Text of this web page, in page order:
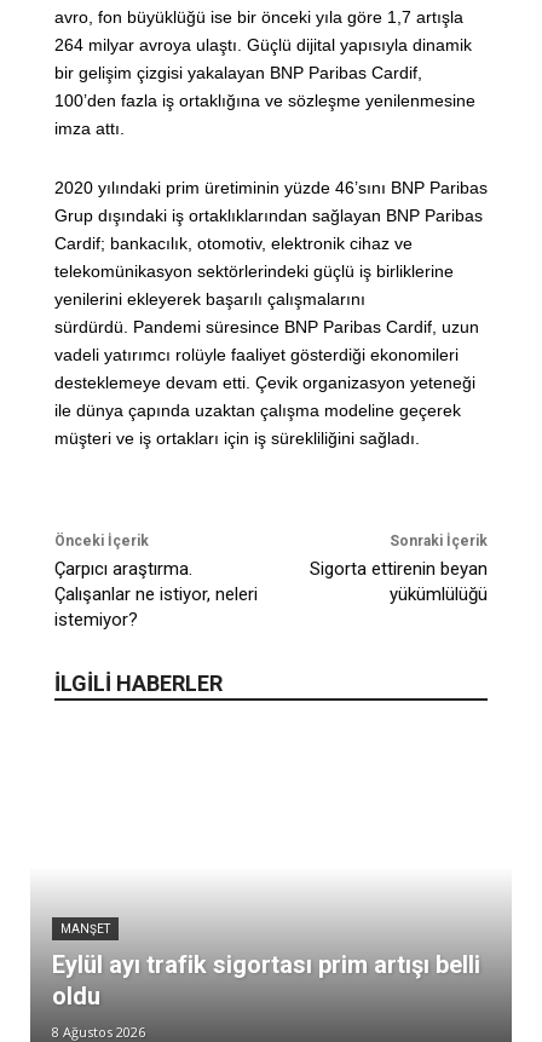
avro, fon büyüklüğü ise bir önceki yıla göre 1,7 artışla
264 milyar avroya ulaştı. Güçlü dijital yapısıyla dinamik
bir gelişim çizgisi yakalayan BNP Paribas Cardif,
100’den fazla iş ortaklığına ve sözleşme yenilenmesine
imza attı.
2020 yılındaki prim üretiminin yüzde 46’sını BNP Paribas
Grup dışındaki iş ortaklıklarından sağlayan BNP Paribas
Cardif; bankacılık, otomotiv, elektronik cihaz ve
telekomünikasyon sektörlerindeki güçlü iş birliklerine
yenilerini ekleyerek başarılı çalışmalarını
sürdürdü. Pandemi süresince BNP Paribas Cardif, uzun
vadeli yatırımcı rolüyle faaliyet gösterdiği ekonomileri
desteklemeye devam etti. Çevik organizasyon yeteneği
ile dünya çapında uzaktan çalışma modeline geçerek
müşteri ve iş ortakları için iş sürekliliğini sağladı.
Önceki İçerik
Çarpıcı araştırma.
Çalışanlar ne istiyor, neleri
istemiyor?
Sonraki İçerik
Sigorta ettirenin beyan
yükümlülüğü
İLGİLİ HABERLER
MANŞET
Eylül ayı trafik sigortası prim artışı belli
oldu
8 Ağustos 2026